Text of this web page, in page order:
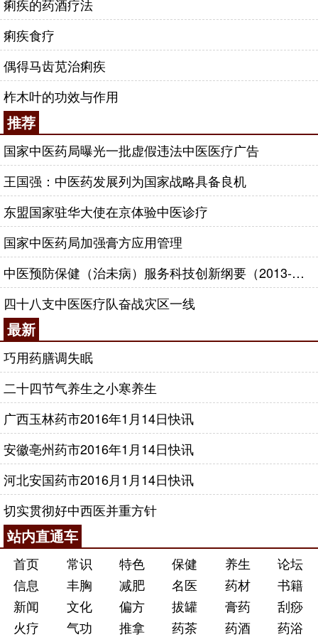
痢疾的药酒疗法
痢疾食疗
偶得马齿苋治痢疾
柞木叶的功效与作用
推荐
国家中医药局曝光一批虚假违法中医医疗广告
王国强：中医药发展列为国家战略具备良机
东盟国家驻华大使在京体验中医诊疗
国家中医药局加强膏方应用管理
中医预防保健（治未病）服务科技创新纲要（2013-2020年）
四十八支中医医疗队奋战灾区一线
最新
巧用药膳调失眠
二十四节气养生之小寒养生
广西玉林药市2016年1月14日快讯
安徽亳州药市2016年1月14日快讯
河北安国药市2016月1月14日快讯
切实贯彻好中西医并重方针
站内直通车
首页 常识 特色 保健 养生
论坛
信息
丰胸 减肥 名医 药材
书籍
新闻
文化 偏方 拔罐 膏药
刮痧
火疗
气功 推拿 药茶 药酒 药浴